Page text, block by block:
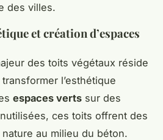
des villes.
et création d’espaces
des toits végétaux réside
l’esthétique
espaces verts sur des
ces toits offrent des
au milieu du béton.